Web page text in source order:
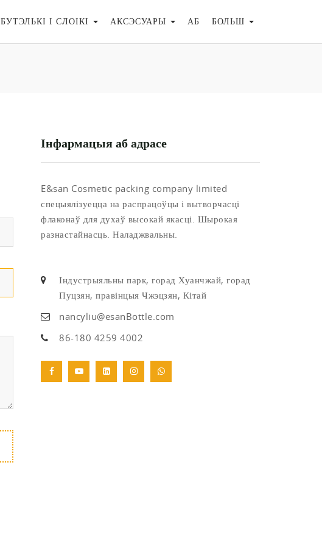
БУТЭЛЬКІ І СЛОІКІ АКСЭСУАРЫ АБ БОЛЬШ
Інфармацыя аб адрасе
E&san Cosmetic packing company limited
спецыялізуецца на распрацоўцы і вытворчасці
флаконаў для духаў высокай якасці. Шырокая
разнастайнасць. Наладжвальны.
Індустрыяльны парк, горад Хуанчжай, горад
Пуцзян, правінцыя Чжэцзян, Кітай
nancyliu@esanBottle.com
86-180 4259 4002